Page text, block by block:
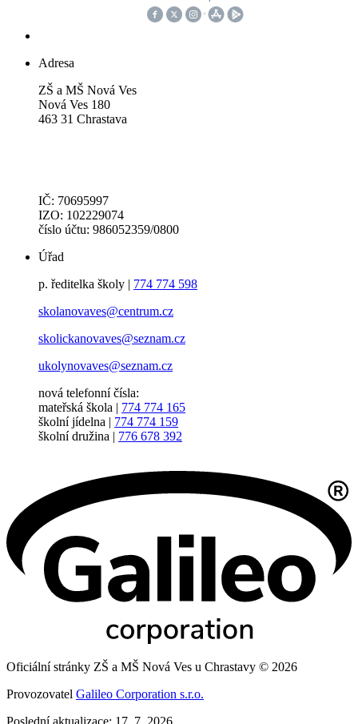
Adresa
ZŠ a MŠ Nová Ves
Nová Ves 180
463 31 Chrastava
IČ: 70695997
IZO: 102229074
číslo účtu: 986052359/0800
Úřad
p. ředitelka školy | 774 774 598
skolanovaves@centrum.cz
skolickanovaves@seznam.cz
ukolynovaves@seznam.cz
nová telefonní čísla:
mateřská škola | 774 774 165
školní jídelna | 774 774 159
školní družina | 776 678 392
Oficiální stránky ZŠ a MŠ Nová Ves u Chrastavy © 2026
Provozovatel Galileo Corporation s.r.o.
Poslední aktualizace: 17. 7. 2026